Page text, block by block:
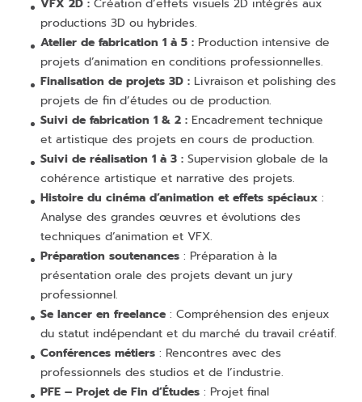
VFX 2D : Création d’effets visuels 2D intégrés aux
productions 3D ou hybrides.
Atelier de fabrication 1 à 5 : Production intensive de
projets d’animation en conditions professionnelles.
Finalisation de projets 3D : Livraison et polishing des
projets de fin d’études ou de production.
Suivi de fabrication 1 & 2 : Encadrement technique
et artistique des projets en cours de production.
Suivi de réalisation 1 à 3 : Supervision globale de la
cohérence artistique et narrative des projets.
Histoire du cinéma d’animation et effets spéciaux :
Analyse des grandes œuvres et évolutions des
techniques d’animation et VFX.
Préparation soutenances : Préparation à la
présentation orale des projets devant un jury
professionnel.
Se lancer en freelance : Compréhension des enjeux
du statut indépendant et du marché du travail créatif.
Conférences métiers : Rencontres avec des
professionnels des studios et de l’industrie.
PFE – Projet de Fin d’Études : Projet final